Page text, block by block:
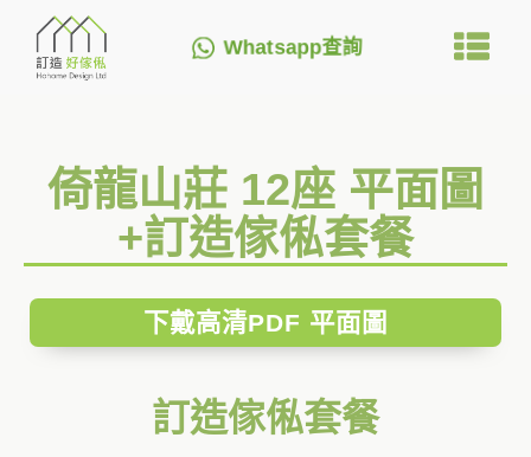
Whatsapp查詢
倚龍山莊 12座 平面圖
+訂造傢俬套餐
下戴高清PDF 平面圖
訂造傢俬套餐